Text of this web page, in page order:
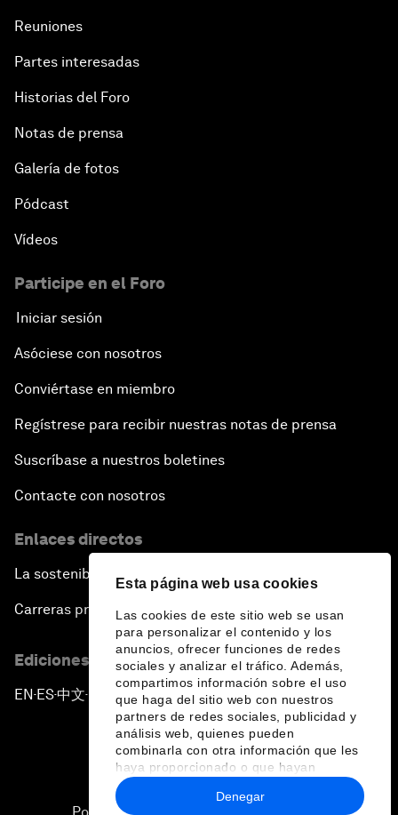
Esta página web usa cookies
Las cookies de este sitio web se usan
para personalizar el contenido y los
anuncios, ofrecer funciones de redes
sociales y analizar el tráfico. Además,
compartimos información sobre el uso
que haga del sitio web con nuestros
partners de redes sociales, publicidad y
análisis web, quienes pueden
combinarla con otra información que les
haya proporcionado o que hayan
recopilado a partir del uso que haya
hecho de sus servicios.
Denegar
Reuniones
Partes interesadas
Historias del Foro
Notas de prensa
Galería de fotos
Pódcast
Vídeos
Participe en el Foro
Iniciar sesión
Asóciese con nosotros
Conviértase en miembro
Regístrese para recibir nuestras notas de prensa
Suscríbase a nuestros boletines
Contacte con nosotros
Enlaces directos
La sostenibilidad en el Foro
Carreras profesionales
Ediciones en otros idiomas
EN ▪ES▪中文▪ 日本語